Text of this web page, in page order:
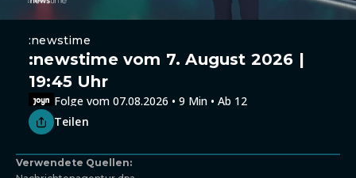
:newstime
:newstime vom 7. August 2026 |
19:45 Uhr
Folge vom 07.08.2026 • 9 Min • Ab 12
Teilen
Verwendete Quellen: